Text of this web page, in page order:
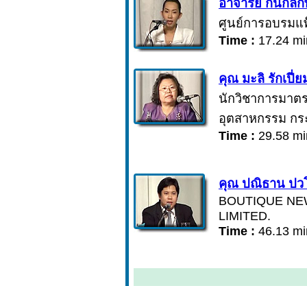
อาจารย์ กนกลั
ศูนย์การอบรมแ
Time : 17.24
คุณ มะลิ รักเปี่ย
นักวิชาการมา
อุตสาหกรรม ก
Time : 29.58
คุณ ปณิธาน ปว
BOUTIQUE
LIMITED.
Time : 46.13